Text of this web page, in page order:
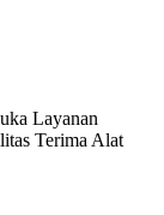
Layanan
Terima Alat